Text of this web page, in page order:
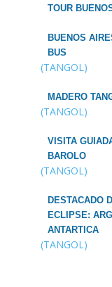
TOUR
BUENOS
BUS
(TANGOL)
MADERO
(TANGOL)
VISITA
BAROLO
(TANGOL)
DESTACADO
ECLIPSE:
ANTARTICA
(TANGOL)